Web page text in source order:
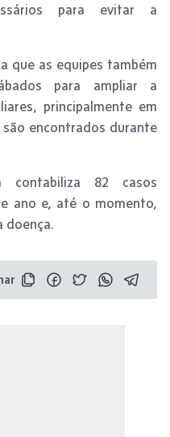
para evitar a
que as equipes também
para ampliar a
principalmente em
encontrados durante
contabiliza 82 casos
ano e, até o momento,
doença.